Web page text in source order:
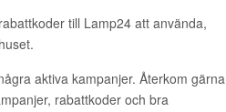
till Lamp24 att använda,
aktiva kampanjer. Återkom gärna
rabattkoder och bra